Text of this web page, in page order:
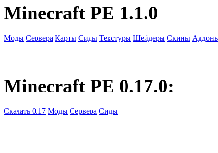
Minecraft PE 1.1.0
Моды Сервера Карты Сиды Текстуры Шейдеры Скины
Minecraft PE 0.17.0:
Скачать 0.17 Моды Сервера Сиды